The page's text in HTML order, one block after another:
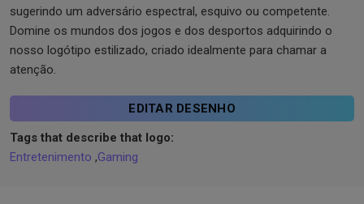
sugerindo um adversário espectral, esquivo ou competente.
Domine os mundos dos jogos e dos desportos adquirindo o
nosso logótipo estilizado, criado idealmente para chamar a
atenção.
EDITAR DESENHO
Tags that describe that logo:
Entretenimento ,Gaming